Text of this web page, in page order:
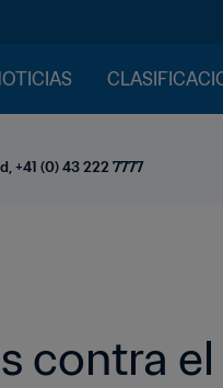
+41 (0) 43 222 7777
contra